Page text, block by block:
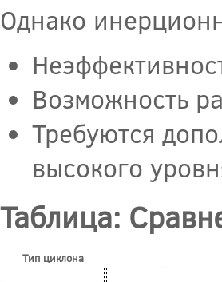
Однако
Возможность
Требуются
высокого
Таблица:
Тип циклона